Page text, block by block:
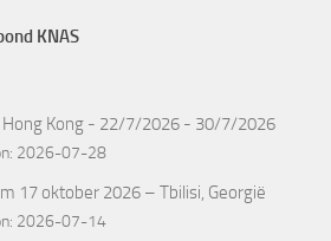
KNAS
Hong Kong - 22/7/2026 - 30/7/2026
2026-07-28
17 oktober 2026 – Tbilisi, Georgië
2026-07-14